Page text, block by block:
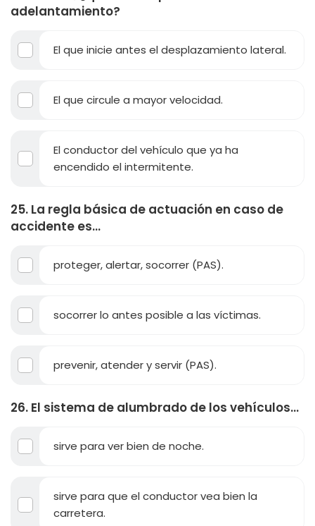
adelantamiento?
El que inicie antes el desplazamiento lateral.
El que circule a mayor velocidad.
El conductor del vehículo que ya ha
encendido el intermitente.
25. La regla básica de actuación en caso de
accidente es...
proteger, alertar, socorrer (PAS).
socorrer lo antes posible a las víctimas.
prevenir, atender y servir (PAS).
26. El sistema de alumbrado de los vehículos...
sirve para ver bien de noche.
sirve para que el conductor vea bien la
carretera.